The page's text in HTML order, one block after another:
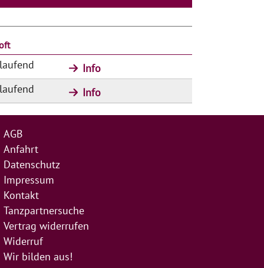
Info
Info
AGB
Anfahrt
Datenschutz
Impressum
Kontakt
Tanzpartnersuche
Vertrag widerrufen
Widerruf
Wir bilden aus!